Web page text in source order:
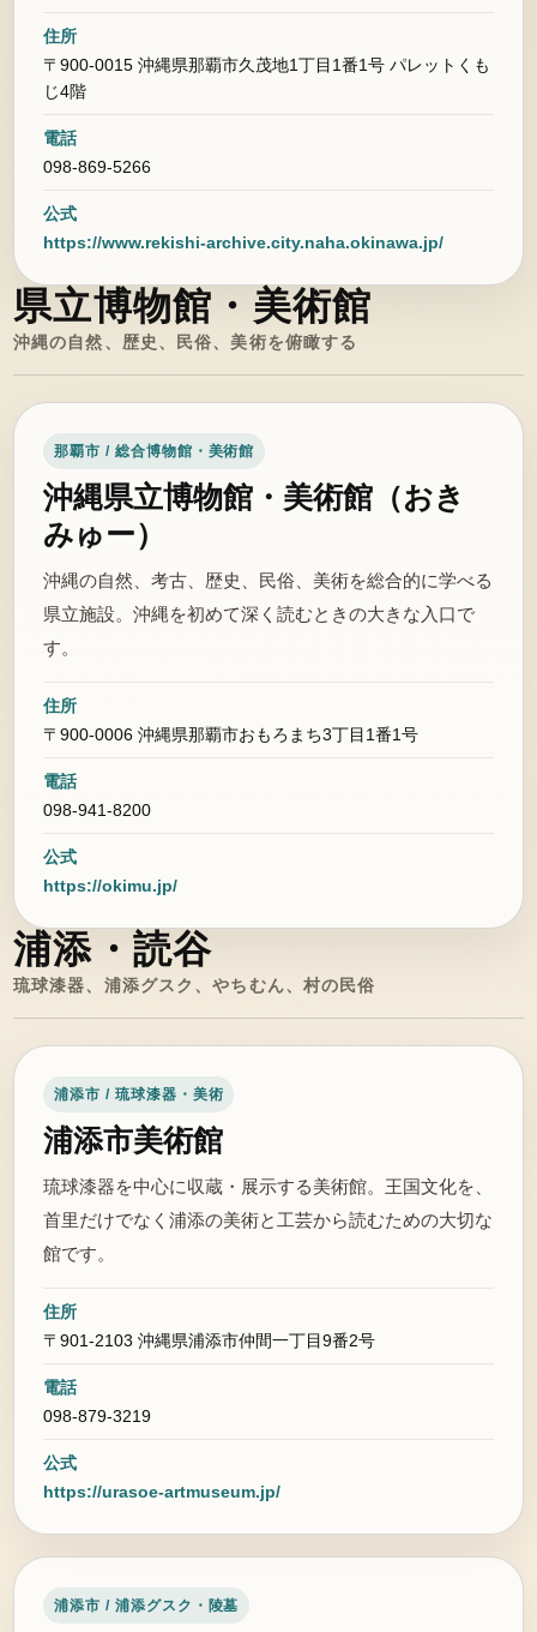
住所
〒900-0015 沖縄県那覇市久茂地1丁目1番1号 パレットくも
じ4階
電話
098-869-5266
公式
https://www.rekishi-archive.city.naha.okinawa.jp/
県立博物館・美術館
沖縄の自然、歴史、民俗、美術を俯瞰する
那覇市 / 総合博物館・美術館
沖縄県立博物館・美術館（おき
みゅー）
沖縄の自然、考古、歴史、民俗、美術を総合的に学べる
県立施設。沖縄を初めて深く読むときの大きな入口で
す。
住所
〒900-0006 沖縄県那覇市おもろまち3丁目1番1号
電話
098-941-8200
公式
https://okimu.jp/
浦添・読谷
琉球漆器、浦添グスク、やちむん、村の民俗
浦添市 / 琉球漆器・美術
浦添市美術館
琉球漆器を中心に収蔵・展示する美術館。王国文化を、
首里だけでなく浦添の美術と工芸から読むための大切な
館です。
住所
〒901-2103 沖縄県浦添市仲間一丁目9番2号
電話
098-879-3219
公式
https://urasoe-artmuseum.jp/
浦添市 / 浦添グスク・陵墓